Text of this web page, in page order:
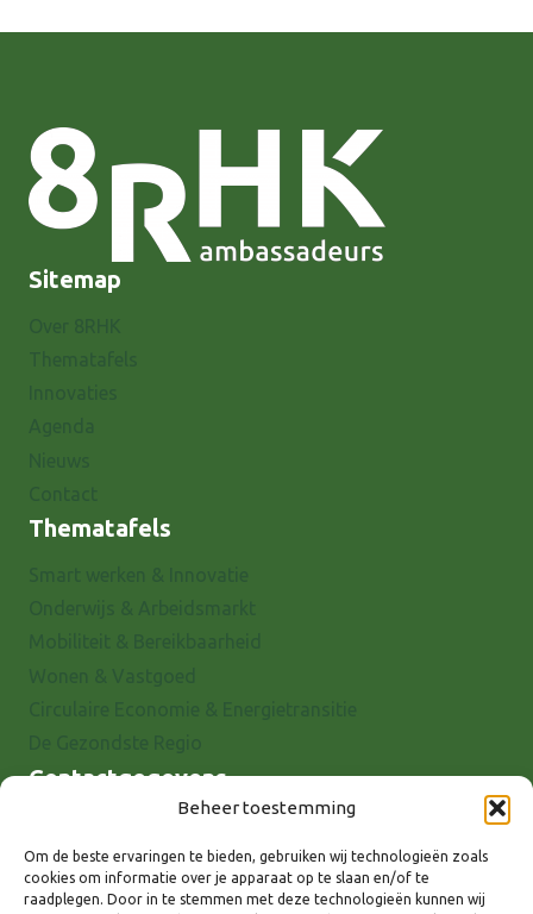
Beheer toestemming
Om de beste ervaringen te bieden, gebruiken wij technologieën zoals
cookies om informatie over je apparaat op te slaan en/of te
raadplegen. Door in te stemmen met deze technologieën kunnen wij
Sitemap
Thematafels
Contactgegevens
7001 EX Doetinchem
E-mail: info@8rhk.nl